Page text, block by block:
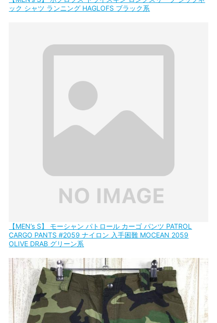
ック シャツ ランニング HAGLOFS ブラック系
【MEN’s S】 モーシャン パトロール カーゴ パンツ PATROL
CARGO PANTS #2059 ナイロン 入手困難 MOCEAN 2059
OLIVE DRAB グリーン系